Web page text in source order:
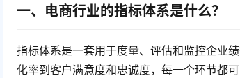
一、电商行业的指标体系是什么？
指标体系是一套用于度量、评估和监控企业
化率到客户满意度和忠诚度，每一个环节都可